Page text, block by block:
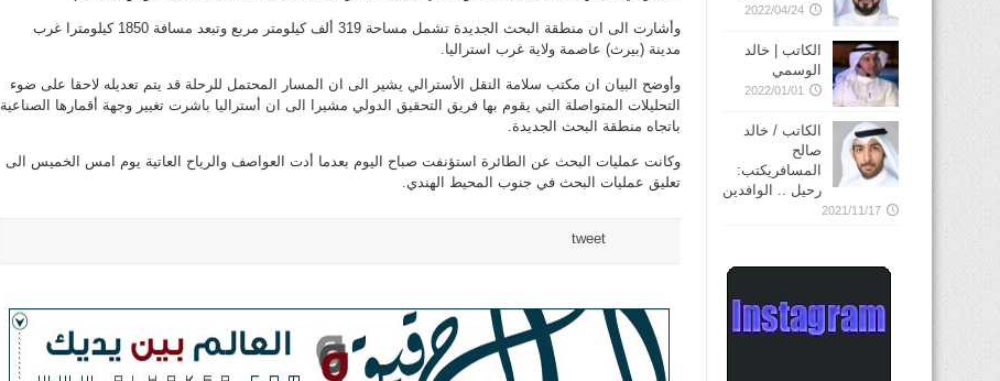
وأشارت الى ان منطقة البحث الجديدة تشمل مساحة 319 ألف كيلومتر مربع وتبعد مسافة 1850 كيلومترا غرب
مدينة (بيرث) عاصمة ولاية غرب استراليا.
وأوضح البيان ان مكتب سلامة النقل الأسترالي يشير الى ان المسار المحتمل للرحلة قد يتم تعديله لاحقا على ضوء
التحليلات المتواصلة التي يقوم بها فريق التحقيق الدولي مشيرا الى ان أستراليا باشرت تغيير وجهة أقمارها الصناعية
باتجاه منطقة البحث الجديدة.
وكانت عمليات البحث عن الطائرة استؤنفت صباح اليوم بعدما أدت العواصف والرياح العاتية يوم امس الخميس الى
تعليق عمليات البحث في جنوب المحيط الهندي.
tweet
2022/04/24
الكاتب | خالد
الوسمي
2022/01/01
الكاتب / خالد
صالح
المسافريكتب:
رحيل .. الوافدين
2021/11/17